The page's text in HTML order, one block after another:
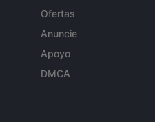
Ofertas
Anuncie
Apoyo
DMCA